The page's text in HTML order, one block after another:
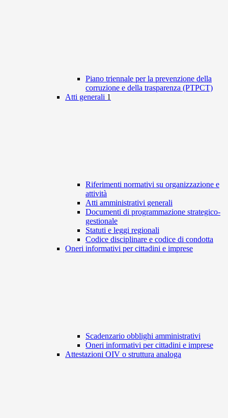
Piano triennale per la prevenzione della
corruzione e della trasparenza (PTPCT)
Atti generali 1
Riferimenti normativi su organizzazione e
attività
Atti amministrativi generali
Documenti di programmazione strategico-
gestionale
Statuti e leggi regionali
Codice disciplinare e codice di condotta
Oneri informativi per cittadini e imprese
Scadenzario obblighi amministrativi
Oneri informativi per cittadini e imprese
Attestazioni OIV o struttura analoga